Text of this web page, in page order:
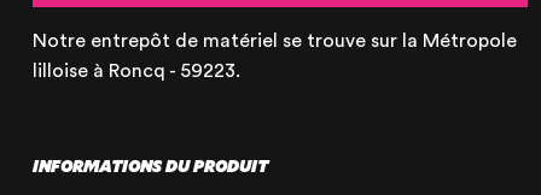
Notre entrepôt de matériel se trouve sur la Métropole
lilloise à Roncq - 59223.
INFORMATIONS DU PRODUIT